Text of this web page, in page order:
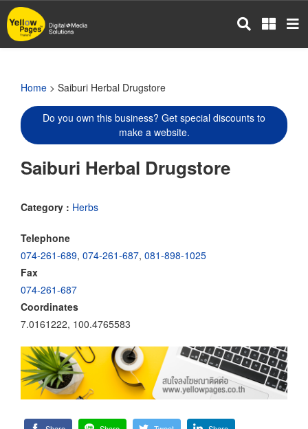
Skip
to
main
Home > Saiburi Herbal Drugstore
Do you own this business? Get special discounts to
make a website.
Saiburi Herbal Drugstore
Category : Herbs
Telephone
074-261-689, 074-261-687, 081-898-1025
Fax
074-261-687
Coordinates
7.0161222, 100.4765583